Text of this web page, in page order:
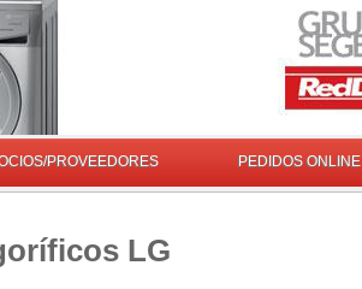
PROVEEDORES PEDIDOS ONLINE
LG